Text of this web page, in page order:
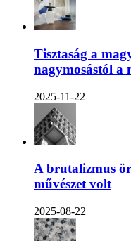
Tisztaság a
nagymosástól a
2025-11-22
A brutalizmus
művészet volt
2025-08-22